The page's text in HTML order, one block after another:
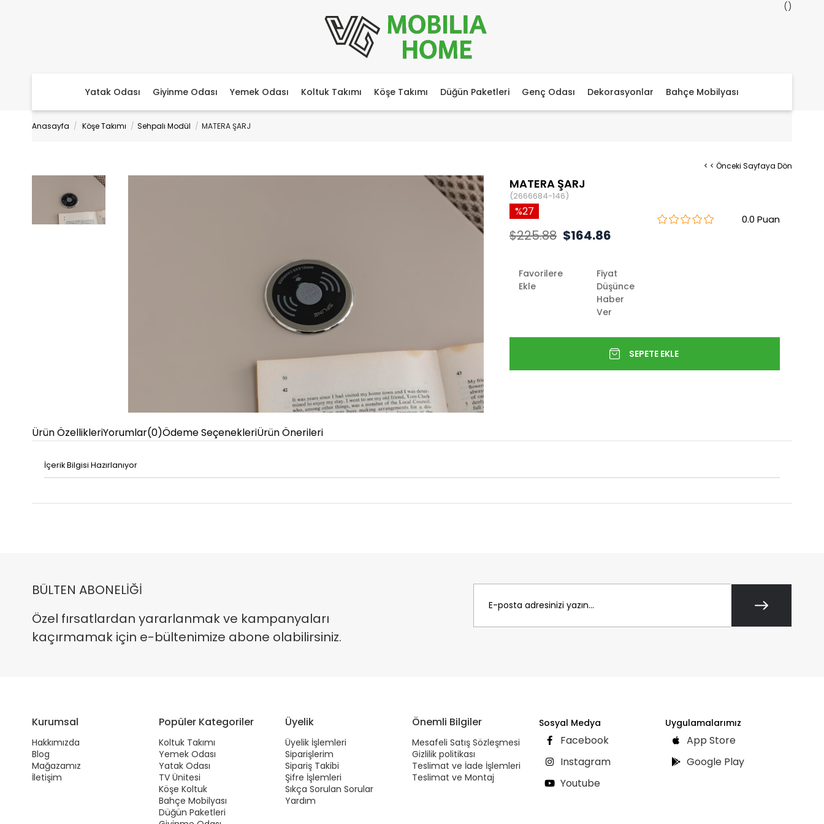
Yatak Odası Giyinme Odası Yemek Odası Koltuk Takımı Köşe Takımı Düğün Paketleri Genç Odası Dekorasyonlar Bahçe Mobilyası
Anasayfa Köşe Takımı Sehpalı Modül MATERA ŞARJ
< < Önceki Sayfaya Dön
MATERA ŞARJ
(2666684-146)
0.0
27
$225.88 $164.86
Favorilere
Ekle
Fiyat
Düşünce
Haber
Ver
Ürün ÖzellikleriYorumlar(0)Ödeme SeçenekleriÜrün Önerileri
İçerik Bilgisi Hazırlanıyor
BÜLTEN ABONELİĞİ
Özel fırsatlardan yararlanmak ve kampanyaları
kaçırmamak için e-bültenimize abone olabilirsiniz.
Kurumsal
Hakkımızda
Blog
Mağazamız
İletişim
Popüler Kategoriler
Koltuk Takımı
Yemek Odası
Yatak Odası
TV Ünitesi
Köşe Koltuk
Bahçe Mobilyası
Düğün Paketleri
Üyelik
Üyelik İşlemleri
Siparişlerim
Sipariş Takibi
Şifre İşlemleri
Sıkça Sorulan Sorular
Yardım
Önemli Bilgiler
Mesafeli Satış Sözleşmesi
Gizlilik politikası
Teslimat ve İade İşlemleri
Teslimat ve Montaj
Sosyal Medya
Facebook
Instagram
Youtube
Uygulamalarımız
App Store
Google Play